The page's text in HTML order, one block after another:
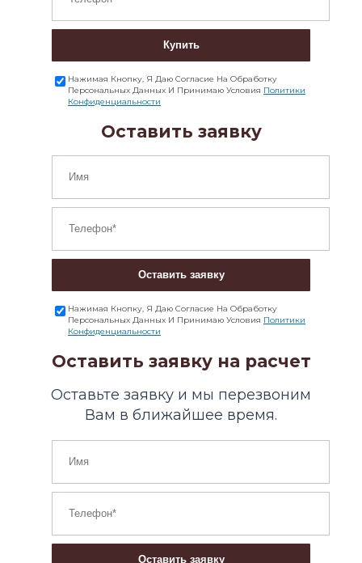
Купить
Нажимая Кнопку, Я Даю Согласие На Обработку
Персональных Данных И Принимаю Условия Политики
Конфиденциальности
Оставить заявку
Оставить заявку
Нажимая Кнопку, Я Даю Согласие На Обработку
Персональных Данных И Принимаю Условия Политики
Конфиденциальности
Оставить заявку на расчет
Оставьте заявку и мы перезвоним
Вам в ближайшее время.
Оставить заявку